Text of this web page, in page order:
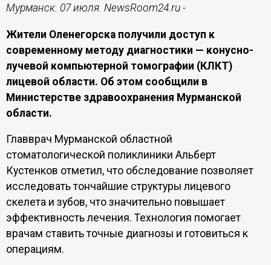
Мурманск. 07 июля. NewsRoom24.ru -
Жители Оленегорска получили доступ к
современному методу диагностики — конусно-
лучевой компьютерной томографии (КЛКТ)
лицевой области. Об этом сообщили в
Министерстве здравоохранения Мурманской
области.
Главврач Мурманской областной
стоматологической поликлиники Альберт
Кустенков отметил, что обследование позволяет
исследовать тончайшие структуры лицевого
скелета и зубов, что значительно повышает
эффективность лечения. Технология помогает
врачам ставить точные диагнозы и готовиться к
операциям.